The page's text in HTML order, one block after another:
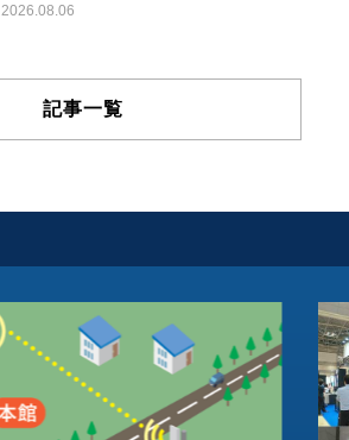
2026.08.06
記事一覧